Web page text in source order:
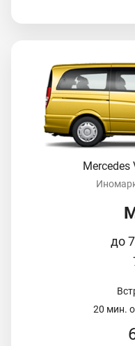
Mercedes
до
20 мин.